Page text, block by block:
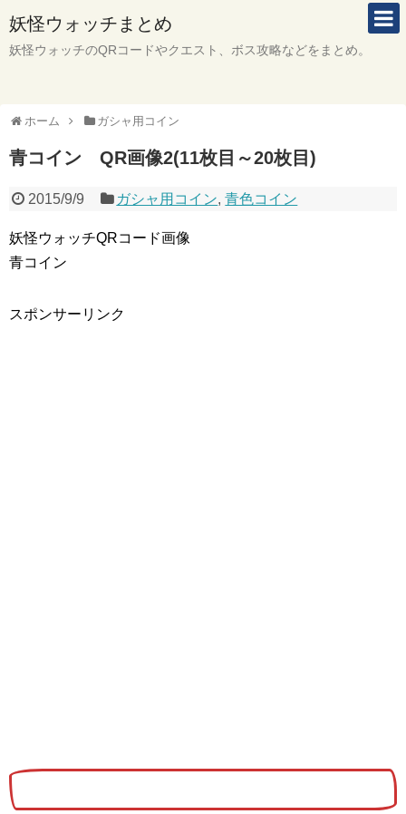
妖怪ウォッチまとめ
妖怪ウォッチのQRコードやクエスト、ボス攻略などをまとめ。
ホーム ガシャ用コイン
青コイン QR画像2(11枚目～20枚目)
2015/9/9 ガシャ用コイン,青色コイン
妖怪ウォッチQRコード画像
青コイン
スポンサーリンク